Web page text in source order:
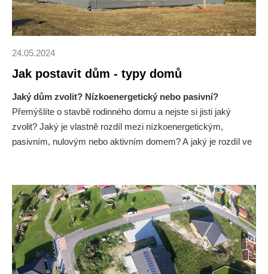
24.05.2024
Jak postavit dům - typy domů
Jaký dům zvolit? Nízkoenergetický nebo pasivní?
Přemýšlíte o stavbě rodinného domu a nejste si jisti jaký
zvolit? Jaký je vlastně rozdíl mezi nízkoenergetickým,
pasivním, nulovým nebo aktivním domem? A jaký je rozdíl ve
mělo být vlastně nemožné postavit jinou novostavbu, od
standardně pasivních až po aktivní, které odevzdávají
přebytky energie zpátky do veřejné sítě.